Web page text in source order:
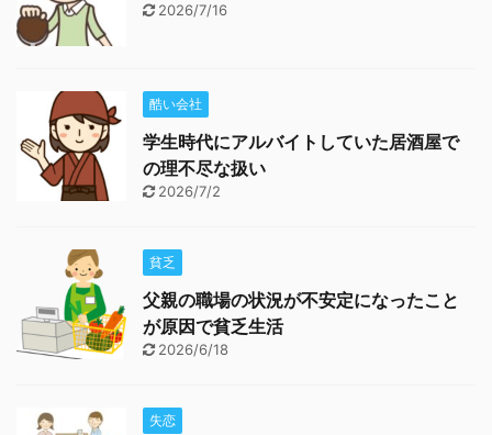
2026/7/16
酷い会社
学生時代にアルバイトしていた居酒屋で
の理不尽な扱い
2026/7/2
貧乏
父親の職場の状況が不安定になったこと
が原因で貧乏生活
2026/6/18
失恋